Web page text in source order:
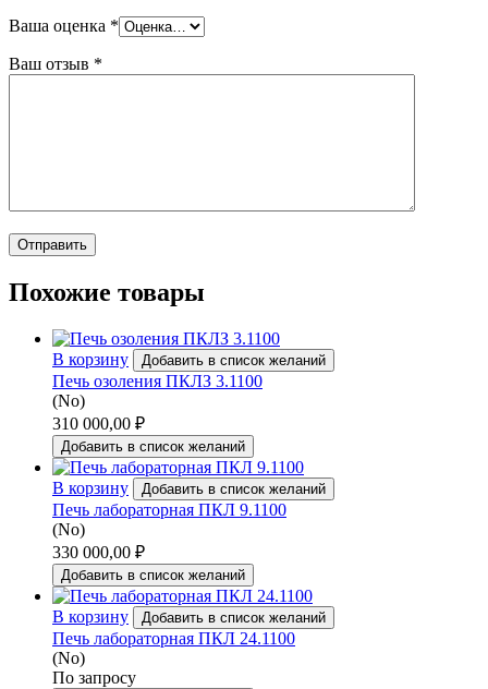
Ваша оценка *
Ваш отзыв *
Похожие товары
В корзину Добавить в список желаний
Печь озоления ПКЛЗ 3.1100
(No)
310 000,00 ₽
Добавить в список желаний
В корзину Добавить в список желаний
Печь лабораторная ПКЛ 9.1100
(No)
330 000,00 ₽
Добавить в список желаний
В корзину Добавить в список желаний
Печь лабораторная ПКЛ 24.1100
(No)
По запросу